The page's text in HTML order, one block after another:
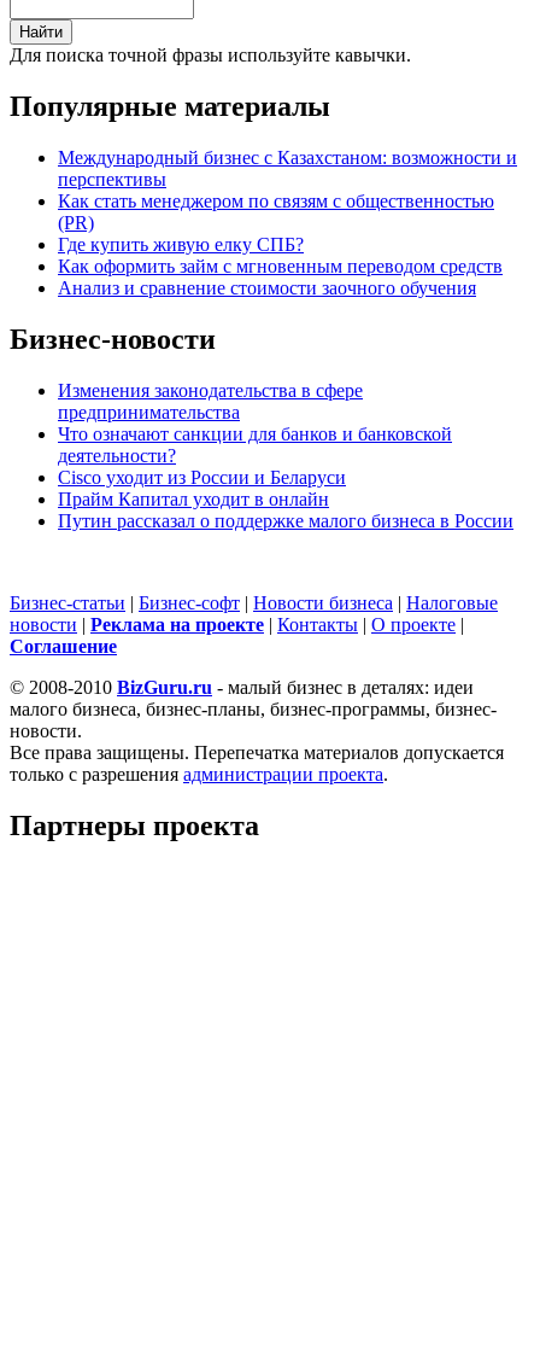
Для поиска точной фразы используйте кавычки.
Популярные материалы
Международный бизнес с Казахстаном: возможности и
перспективы
Как стать менеджером по связям с общественностью
(PR)
Где купить живую елку СПБ?
Как оформить займ с мгновенным переводом средств
Анализ и сравнение стоимости заочного обучения
Бизнес-новости
Изменения законодательства в сфере
предпринимательства
Что означают санкции для банков и банковской
деятельности?
Cisco уходит из России и Беларуси
Прайм Капитал уходит в онлайн
Путин рассказал о поддержке малого бизнеса в России
Бизнес-статьи | Бизнес-софт | Новости бизнеса | Налоговые
новости | Реклама на проекте | Контакты | О проекте |
Cоглашение
© 2008-2010 BizGuru.ru - малый бизнес в деталях: идеи
малого бизнеса, бизнес-планы, бизнес-программы, бизнес-
новости.
Все права защищены. Перепечатка материалов допускается
только с разрешения администрации проекта.
Партнеры проекта